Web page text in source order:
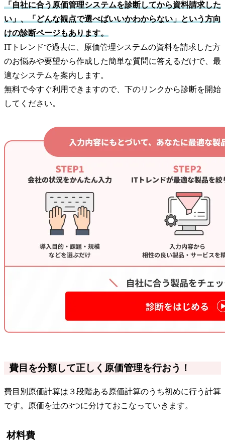
「自社に合う原価管理システムを診断してから資料請求した
い」、「どんな観点で選べばいいかわからない」という方向
けの診断ページもあります。
ITトレンドで過去に、原価管理システムの資料を請求した方
のお悩みや要望から作成した簡単な質問に答えるだけで、最
適なシステムを案内します。
無料で今すぐ利用できますので、下のリンクから診断を開始
してください。
費目を分類して正しく原価管理を行おう！
費目別原価計算は３段階ある原価計算のうち初めに行う計算
です。原価を辻の3つに分けておこなっていきます。
材料費